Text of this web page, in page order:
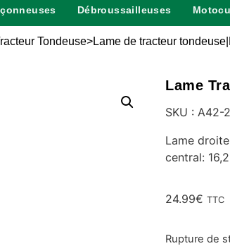
Débroussailleuses
Tondeuse>Lame de tracteur
Lame
SKU : A42-
Lame
central:
24.99€ TTC
Rupture de